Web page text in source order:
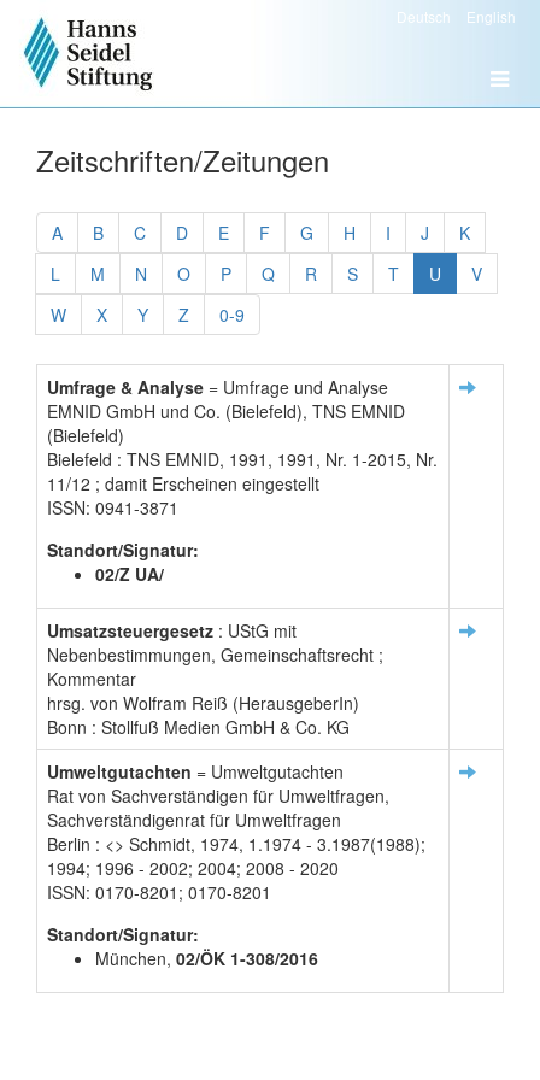
Deutsch English
Zeitschriften/Zeitungen
A B C D E F G H I J
K
L
M N O P Q R S T U
V
W
X Y Z 0-9
Umfrage & Analyse = Umfrage und Analyse
EMNID GmbH und Co. (Bielefeld), TNS EMNID
(Bielefeld)
Bielefeld : TNS EMNID, 1991, 1991, Nr. 1-2015, Nr.
11/12 ; damit Erscheinen eingestellt
ISSN: 0941-3871
Standort/Signatur:
02/Z UA/
Umsatzsteuergesetz : UStG mit
Nebenbestimmungen, Gemeinschaftsrecht ;
Kommentar
hrsg. von Wolfram Reiß (HerausgeberIn)
Bonn : Stollfuß Medien GmbH & Co. KG
Umweltgutachten = Umweltgutachten
Rat von Sachverständigen für Umweltfragen,
Sachverständigenrat für Umweltfragen
Berlin : <> Schmidt, 1974, 1.1974 - 3.1987(1988);
1994; 1996 - 2002; 2004; 2008 - 2020
ISSN: 0170-8201; 0170-8201
Standort/Signatur:
München, 02/ÖK 1-308/2016